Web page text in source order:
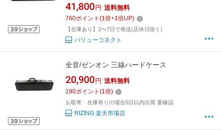
41,800 円 送料無料
760ポイント (1倍+1倍UP)
【在庫あり】2〜7日で発送(店休日除く)
バリューコネクト
全音/ゼンオン 三線ハードケース
20,900 円 送料無料
190ポイント (1倍)
お取寄・在庫有りの場合5日以内出荷 要確認
RIZING 楽天市場店